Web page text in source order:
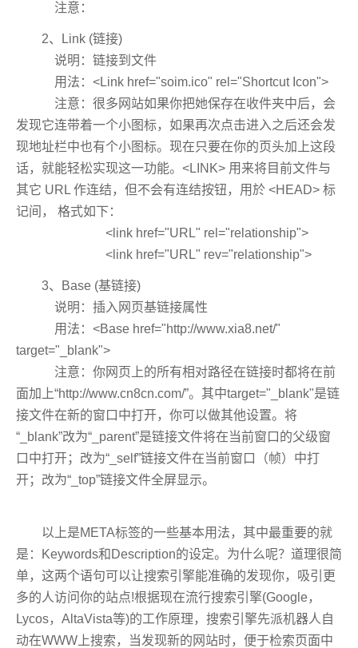
注意：
2、Link (链接)
说明：链接到文件
用法：<Link href="soim.ico" rel="Shortcut Icon">
注意：很多网站如果你把她保存在收件夹中后，会
发现它连带着一个小图标，如果再次点击进入之后还会发
现地址栏中也有个小图标。现在只要在你的页头加上这段
话，就能轻松实现这一功能。<LINK> 用来将目前文件与
其它 URL 作连结，但不会有连结按钮，用於 <HEAD> 标
记间， 格式如下：
<link href="URL" rel="relationship">
<link href="URL" rev="relationship">
3、Base (基链接)
说明：插入网页基链接属性
用法：<Base href="http://www.xia8.net/"
target="_blank">
注意：你网页上的所有相对路径在链接时都将在前
面加上“http://www.cn8cn.com/”。其中target="_blank"是链
接文件在新的窗口中打开，你可以做其他设置。将
“_blank”改为“_parent”是链接文件将在当前窗口的父级窗
口中打开；改为“_self”链接文件在当前窗口（帧）中打
开；改为“_top”链接文件全屏显示。
以上是META标签的一些基本用法，其中最重要的就
是：Keywords和Description的设定。为什么呢？道理很简
单，这两个语句可以让搜索引擎能准确的发现你，吸引更
多的人访问你的站点!根据现在流行搜索引擎(Google，
Lycos，AltaVista等)的工作原理，搜索引擎先派机器人自
动在WWW上搜索，当发现新的网站时，便于检索页面中